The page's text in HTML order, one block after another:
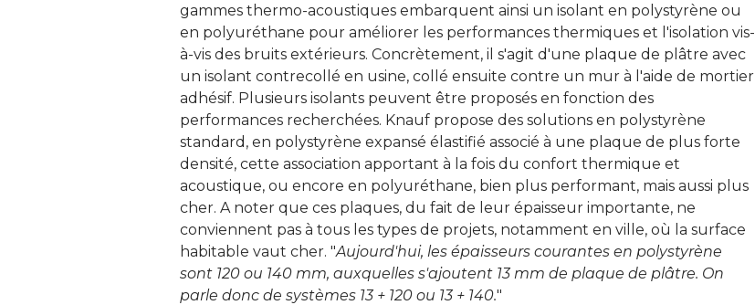
gammes thermo-acoustiques embarquent ainsi un isolant en polystyrène ou
en polyuréthane pour améliorer les performances thermiques et l'isolation vis-
à-vis des bruits extérieurs. Concrètement, il s'agit d'une plaque de plâtre avec
un isolant contrecollé en usine, collé ensuite contre un mur à l'aide de mortier
adhésif. Plusieurs isolants peuvent être proposés en fonction des
performances recherchées. Knauf propose des solutions en polystyrène
standard, en polystyrène expansé élastifié associé à une plaque de plus forte
densité, cette association apportant à la fois du confort thermique et
acoustique, ou encore en polyuréthane, bien plus performant, mais aussi plus
cher. A noter que ces plaques, du fait de leur épaisseur importante, ne
conviennent pas à tous les types de projets, notamment en ville, où la surface
habitable vaut cher. "Aujourd'hui, les épaisseurs courantes en polystyrène
sont 120 ou 140 mm, auxquelles s'ajoutent 13 mm de plaque de plâtre. On
parle donc de systèmes 13 + 120 ou 13 + 140."